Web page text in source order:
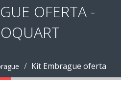
OFERTA -
Kit Embrague oferta